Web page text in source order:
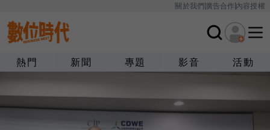
關於我們廣告合作內容授權
熱門 新聞 專題 影音 活動